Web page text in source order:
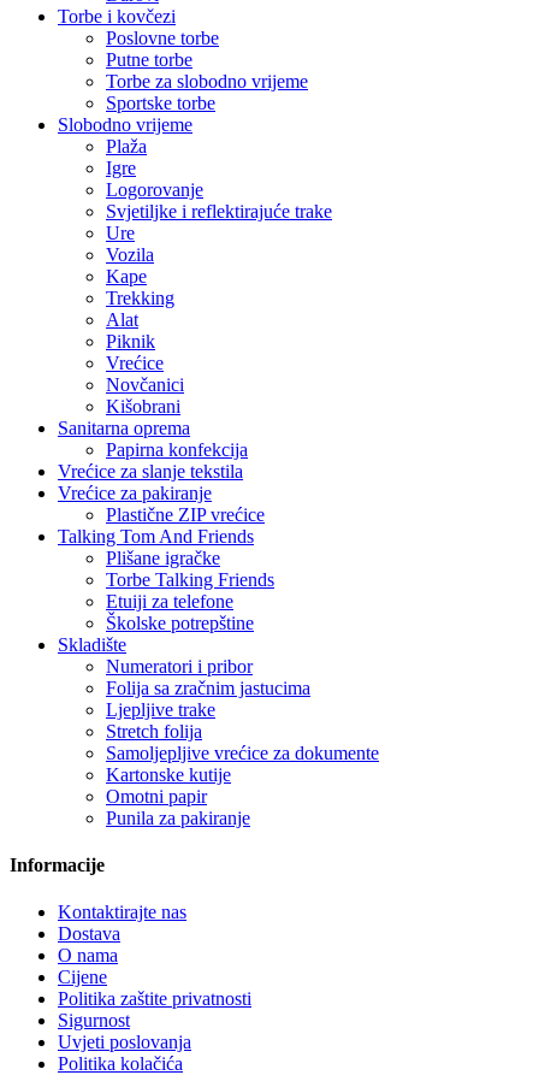
Torbe i kovčezi
Poslovne torbe
Putne torbe
Torbe za slobodno vrijeme
Sportske torbe
Slobodno vrijeme
Plaža
Igre
Logorovanje
Svjetiljke i reflektirajuće trake
Ure
Vozila
Kape
Trekking
Alat
Piknik
Vrećice
Novčanici
Kišobrani
Sanitarna oprema
Papirna konfekcija
Vrećice za slanje tekstila
Vrećice za pakiranje
Plastične ZIP vrećice
Talking Tom And Friends
Plišane igračke
Torbe Talking Friends
Etuiji za telefone
Školske potrepštine
Skladište
Numeratori i pribor
Folija sa zračnim jastucima
Ljepljive trake
Stretch folija
Samoljepljive vrećice za dokumente
Kartonske kutije
Omotni papir
Punila za pakiranje
Informacije
Kontaktirajte nas
Dostava
O nama
Cijene
Politika zaštite privatnosti
Sigurnost
Uvjeti poslovanja
Politika kolačića